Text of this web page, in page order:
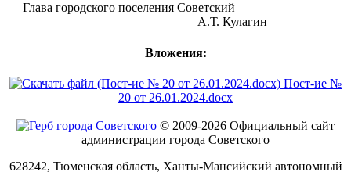
Глава городского поселения Советский
А.Т. Кулагин
Вложения:
Пост-ие №
20 от 26.01.2024.docx
© 2009-2026 Официальный сайт
администрации города Советского
628242, Тюменская область, Ханты-Мансийский автономный